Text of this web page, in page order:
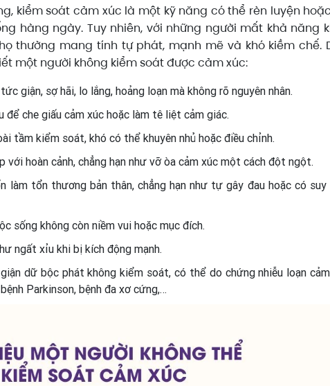
kiểm soát cảm xúc là một kỹ năng có thể rèn luyện
hàng ngày. Tuy nhiên, với những người mất khả năng
thường mang tính tự phát, mạnh mẽ và khó kiềm chế.
một người không kiểm soát được cảm xúc:
giận, sợ hãi, lo lắng, hoảng loạn mà không rõ nguyên nhân.
để che giấu cảm xúc hoặc làm tê liệt cảm giác.
tầm kiểm soát, khó có thể khuyên nhủ hoặc điều chỉnh.
với hoàn cảnh, chẳng hạn như vỡ òa cảm xúc một cách đột ngột.
làm tổn thương bản thân, chẳng hạn như tự gây đau hoặc có suy
sống không còn niềm vui hoặc mục đích.
ngất xỉu khi bị kích động mạnh.
dữ bộc phát không kiểm soát, có thể do chứng nhiễu loạn
Parkinson, bệnh đa xơ cứng,…